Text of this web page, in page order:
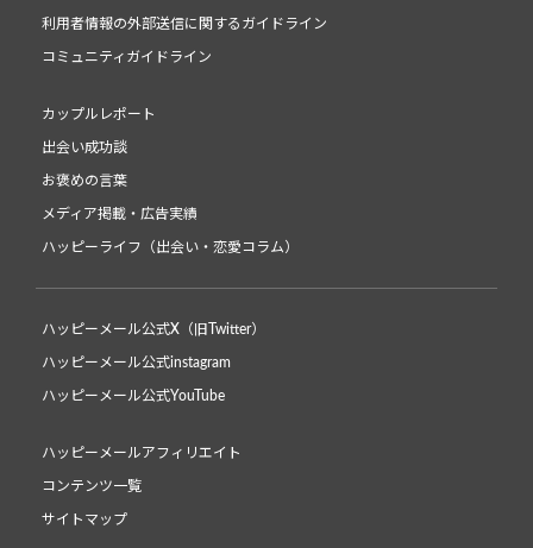
利用者情報の外部送信に関するガイドライン
コミュニティガイドライン
カップルレポート
出会い成功談
お褒めの言葉
メディア掲載・広告実績
ハッピーライフ（出会い・恋愛コラム）
ハッピーメール公式X（旧Twitter）
ハッピーメール公式instagram
ハッピーメール公式YouTube
ハッピーメールアフィリエイト
コンテンツ一覧
サイトマップ